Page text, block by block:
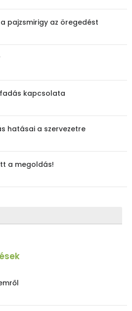
pajzsmirigy az öregedést
kapcsolata
hatásai a szervezetre
a megoldás!